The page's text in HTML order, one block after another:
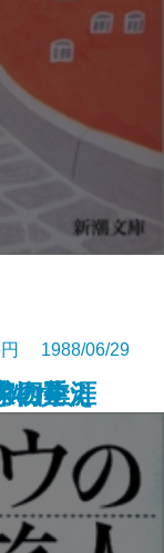
物覚え
の生涯
1988/06/29
四季